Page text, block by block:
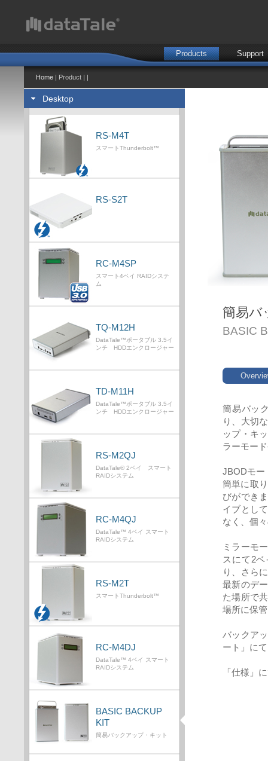
Products Support
Home | Product | |
Desktop
RS-M4T
スマートThunderbolt™
RS-S2T
RC-M4SP
スマート4ベイ RAIDシステ
ム
TQ-M12H
DataTale™ポータブル 3.5イ
ンチ HDDエンクロージャー
TD-M11H
DataTale™ポータブル 3.5イ
ンチ HDDエンクロージャー
RS-M2QJ
DataTale® 2ベイ スマート
RAIDシステム
RC-M4QJ
DataTale™ 4ベイ スマート
RAIDシステム
RS-M2T
スマートThunderbolt™
RC-M4DJ
DataTale™ 4ベイ スマート
RAIDシステム
BASIC BACKUP
KIT
簡易バックアップ・キット
簡易バ
BASIC
簡易バッ
り、大切
ップ・キ
ラーモー
JBODモー
簡単に取
びができ
イブとし
なく、個
ミラーモ
スにて2
り、さら
最新のデ
た場所で
場所に保
バックア
ート」に
「仕様」